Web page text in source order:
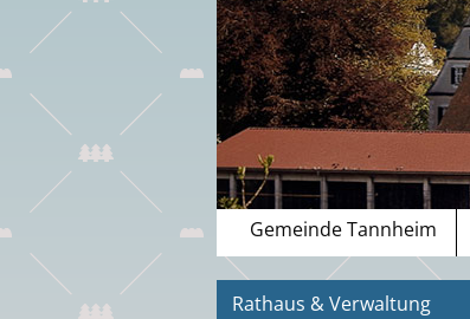
Gemeinde Tannheim
Rathaus & Verwaltung